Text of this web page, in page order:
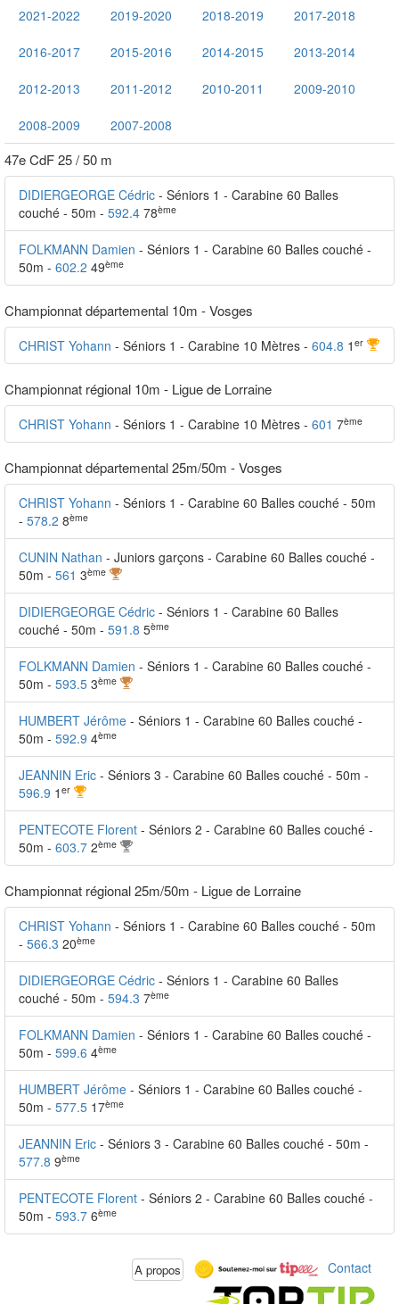
2021-2022 2019-2020 2018-2019 2017-2018
2016-2017 2015-2016 2014-2015 2013-2014
2012-2013 2011-2012 2010-2011 2009-2010
2008-2009 2007-2008
47e CdF 25 / 50 m
DIDIERGEORGE Cédric - Séniors 1 - Carabine 60 Balles
couché - 50m - 592.4 78ème
FOLKMANN Damien - Séniors 1 - Carabine 60 Balles couché -
50m - 602.2 49ème
Championnat départemental 10m - Vosges
CHRIST Yohann - Séniors 1 - Carabine 10 Mètres - 604.8 1 er
Championnat régional 10m - Ligue de Lorraine
CHRIST Yohann - Séniors 1 - Carabine 10 Mètres - 601 7ème
Championnat départemental 25m/50m - Vosges
CHRIST Yohann - Séniors 1 - Carabine 60 Balles couché - 50m
- 578.2 8ème
CUNIN Nathan - Juniors garçons - Carabine 60 Balles couché -
50m - 561 3ème
DIDIERGEORGE Cédric - Séniors 1 - Carabine 60 Balles
couché - 50m - 591.8 5ème
FOLKMANN Damien - Séniors 1 - Carabine 60 Balles couché -
50m - 593.5 3ème
HUMBERT Jérôme - Séniors 1 - Carabine 60 Balles couché -
50m - 592.9 4ème
JEANNIN Eric - Séniors 3 - Carabine 60 Balles couché - 50m -
596.9 1 er
PENTECOTE Florent - Séniors 2 - Carabine 60 Balles couché -
50m - 603.7 2ème
Championnat régional 25m/50m - Ligue de Lorraine
CHRIST Yohann - Séniors 1 - Carabine 60 Balles couché - 50m
- 566.3 20ème
DIDIERGEORGE Cédric - Séniors 1 - Carabine 60 Balles
couché - 50m - 594.3 7ème
FOLKMANN Damien - Séniors 1 - Carabine 60 Balles couché -
50m - 599.6 4ème
HUMBERT Jérôme - Séniors 1 - Carabine 60 Balles couché -
50m - 577.5 17ème
JEANNIN Eric - Séniors 3 - Carabine 60 Balles couché - 50m -
577.8 9ème
PENTECOTE Florent - Séniors 2 - Carabine 60 Balles couché -
50m - 593.7 6ème
A propos Contact